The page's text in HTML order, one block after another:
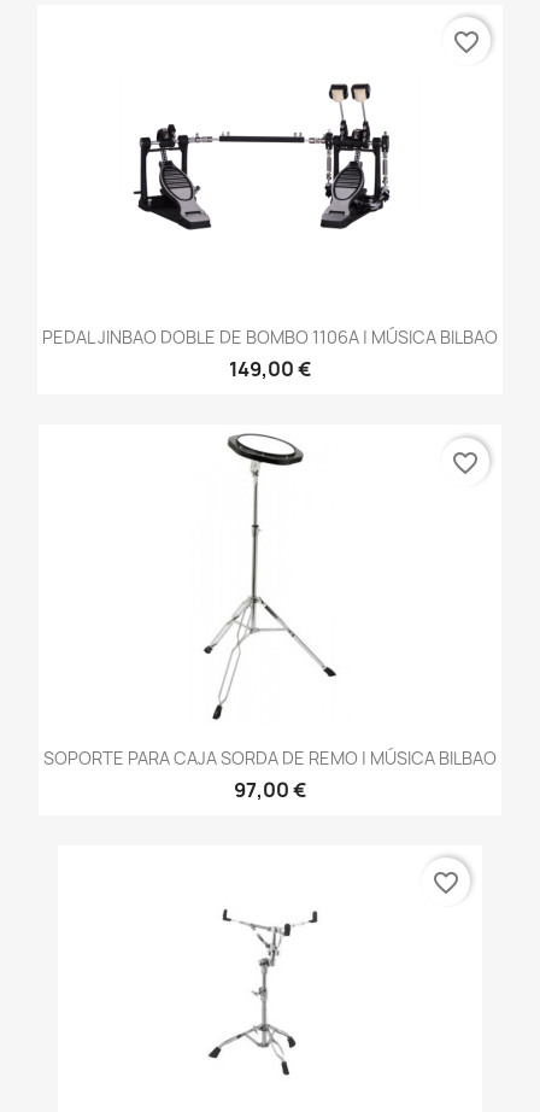
PEDAL JINBAO DOBLE DE BOMBO 1106A | MÚSICA BILBAO
149,00 €
favorite_border
SOPORTE PARA CAJA SORDA DE REMO | MÚSICA BILBAO
97,00 €
favorite_border
favorite_border